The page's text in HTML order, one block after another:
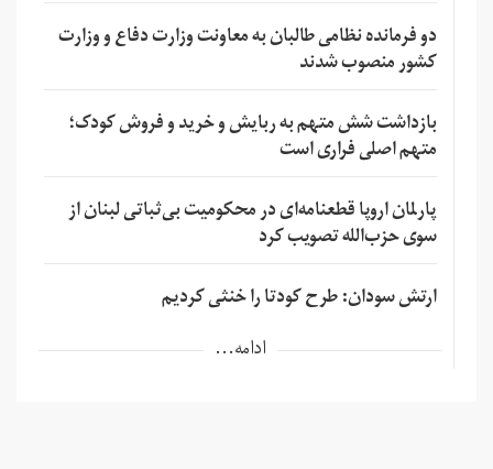
دو فرمانده نظامی طالبان به معاونت وزارت دفاع و وزارت
کشور منصوب شدند
بازداشت شش متهم به ربایش و خرید و فروش کودک؛
متهم اصلی فراری است
پارلمان اروپا قطعنامه‌ای در محکومیت بی‌ثباتی لبنان از
سوی حزب‌الله تصویب کرد
ارتش سودان: طرح کودتا را خنثی کردیم
ادامه...